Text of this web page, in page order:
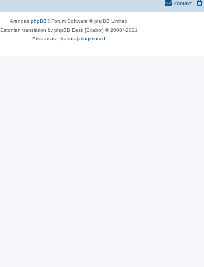
Kontakt
Arendas phpBB® Forum Software © phpBB Limited
Estonian translation by phpBB Eesti [Exabot] © 2008*-2021
Privaatsus | Kasutajatingimused